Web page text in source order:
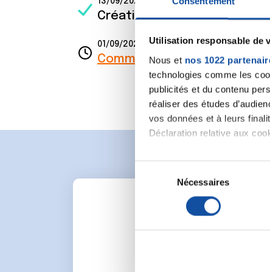
Utilisation responsable de
Nous et nos 1022
technologies comme les
publicités et du contenu
réaliser des études
vos données et à leurs
Déclaration relative aux
Si vous le permettez, nous
Collecter des
digitales).
Pour en savoir plus sur le
. Vous pouvez
Nécessaires
Création de la discussion
01/09/2023
Commentairede la
Pour lancer une